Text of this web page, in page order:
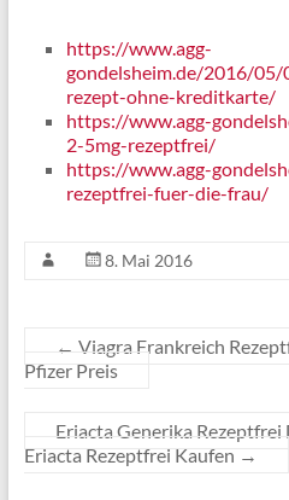
https://www.agg-
gondelsheim.de/2016/
rezept-ohne-kreditkarte/
https://www.agg-
2-5mg-rezeptfrei/
https://www.agg-
rezeptfrei-fuer-die-frau/
8. Mai 2016
← Viagra Frankreich
Pfizer Preis
Eriacta Generika
Eriacta Rezeptfrei Kaufen →